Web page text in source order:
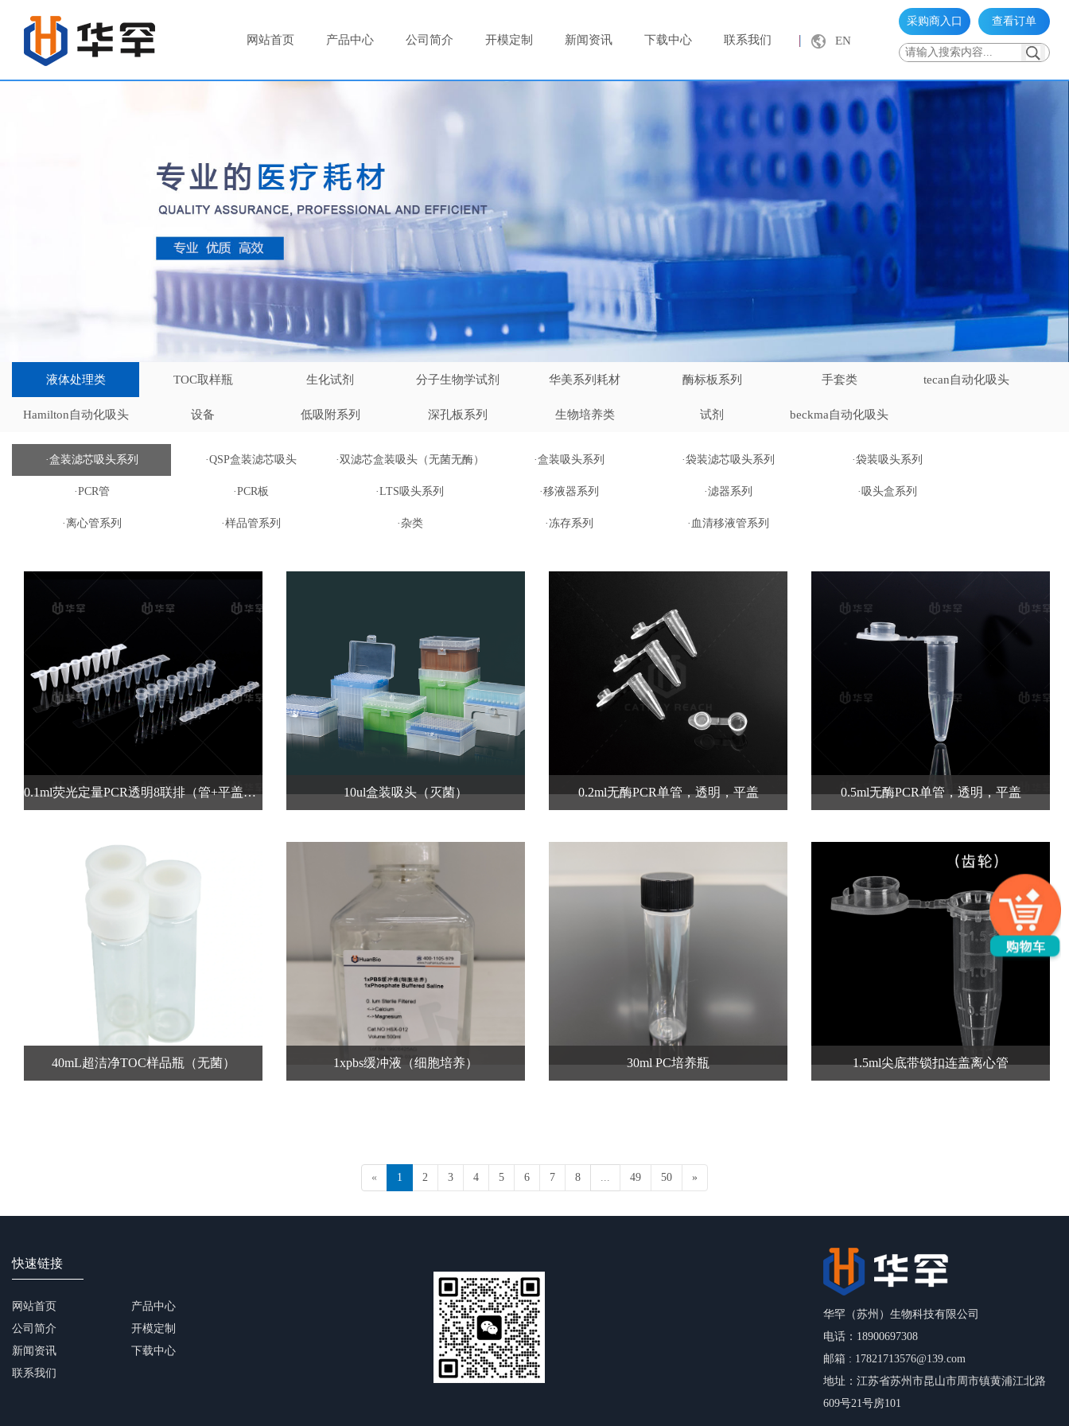
网站首页 产品中心 公司简介 开模定制 新闻资讯 下载中心 联系我们 EN
查看订单
采购商入口
液体处理类 TOC取样瓶 生化试剂 分子生物学试剂 华美系列耗材 酶标板系列 手套类 tecan自动化吸头
Hamilton自动化吸头 设备 低吸附系列 深孔板系列 生物培养类 试剂 beckma自动化吸头
·盒装滤芯吸头系列 ·QSP盒装滤芯吸头 ·双滤芯盒装吸头（无菌无酶） ·盒装吸头系列 ·袋装滤芯吸头系列 ·袋装吸头系列
·PCR管 ·PCR板 ·LTS吸头系列 ·移液器系列 ·滤器系列 ·吸头盒系列
·离心管系列 ·样品管系列 ·杂类 ·冻存系列 ·血清移液管系列
0.1ml荧光定量PCR透明8联排（管+平盖）欧版 10ul盒装吸头（灭菌） 0.2ml无酶PCR单管，透明，平盖 0.5ml无酶PCR单管，透明，平盖
40mL超洁净TOC样品瓶（无菌） 1xpbs缓冲液（细胞培养） 30ml PC培养瓶 1.5ml尖底带锁扣连盖离心管
« 1 2 3 4 5 6 7 8 ... 49 50 »
快速链接
网站首页
产品中心
公司简介
开模定制
新闻资讯
下载中心
联系我们
华罕（苏州）生物科技有限公司
电话：18900697308
邮箱 : 17821713576@139.com
地址：江苏省苏州市昆山市周市镇黄浦江北路
609号21号房101